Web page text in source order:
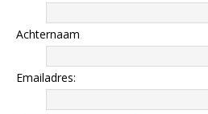
Achternaam
Emailadres: